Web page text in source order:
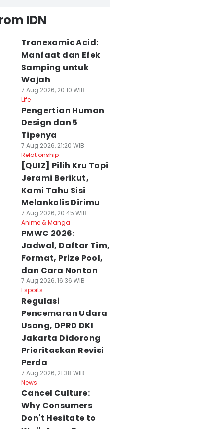
IDN
Tranexamic Acid:
Manfaat dan Efek
Samping untuk
Wajah
7 Aug 2026, 20:10 WIB
Life
Pengertian Human
Design dan 5
Tipenya
7 Aug 2026, 21:20 WIB
Relationship
[QUIZ] Pilih Kru Topi
Jerami Berikut,
Kami Tahu Sisi
Melankolis Dirimu
7 Aug 2026, 20:45 WIB
Anime & Manga
PMWC 2026:
Jadwal, Daftar Tim,
Format, Prize Pool,
dan Cara Nonton
7 Aug 2026, 16:36 WIB
Esports
Regulasi
Pencemaran Udara
Usang, DPRD DKI
Jakarta Didorong
Prioritaskan Revisi
Perda
7 Aug 2026, 21:38 WIB
News
Cancel Culture:
Why Consumers
Don't Hesitate to